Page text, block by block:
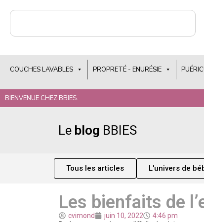
COUCHES LAVABLES PROPRETÉ - ENURÉSIE
BIENVENUE CHEZ BBIES.
Le blog BBIES
Tous les articles L'univers de
Les bienfaits de
cvimond juin 10, 2022
4:46 pm